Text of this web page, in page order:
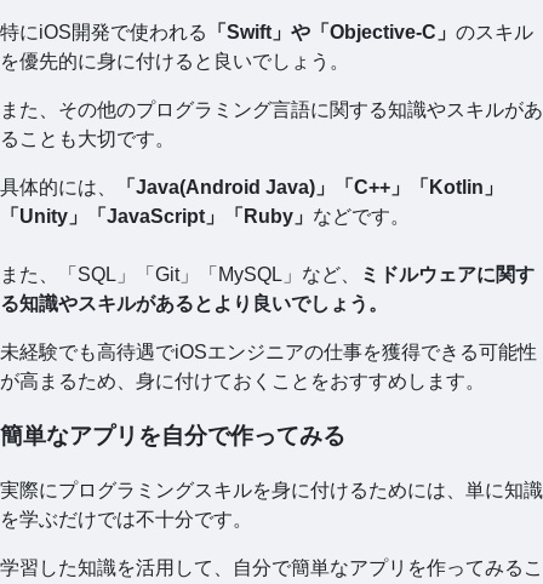
特にiOS開発で使われる 「Swift」や「Objective-C」 のスキル
を優先的に身に付けると良いでしょう。
また、その他のプログラミング言語に関する知識やスキルがあ
ることも大切です。
具体的には、
「Java(Android Java)」「C++」「Kotlin」
「Unity」「JavaScript」「Ruby」 などです。
また、「SQL」「Git」「MySQL」など、
ミドルウェアに関す
る知識やスキルがあるとより良いでしょう。
未経験でも高待遇でiOSエンジニアの仕事を獲得できる可能性
が高まるため、身に付けておくことをおすすめします。
簡単なアプリを自分で作ってみる
実際にプログラミングスキルを身に付けるためには、単に知識
を学ぶだけでは不十分です。
学習した知識を活用して、自分で簡単なアプリを作ってみるこ